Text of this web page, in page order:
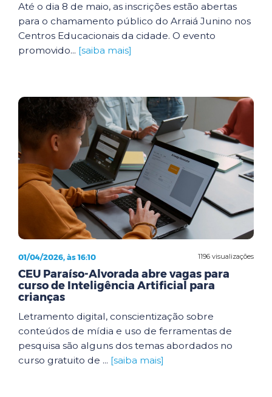
Até o dia 8 de maio, as inscrições estão abertas
para o chamamento público do Arraiá Junino nos
Centros Educacionais da cidade. O evento
promovido... [saiba mais]
1196 visualizações
01/04/2026, às 16:10
CEU Paraíso-Alvorada abre vagas para
curso de Inteligência Artificial para
crianças
Letramento digital, conscientização sobre
conteúdos de mídia e uso de ferramentas de
pesquisa são alguns dos temas abordados no
curso gratuito de ... [saiba mais]